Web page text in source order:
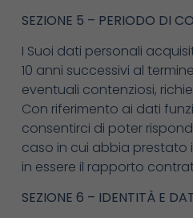
SEZIONE 5 – PERIODO DI
I Suoi dati personali
10 anni successivi al
eventuali contenziosi,
Con riferimento ai dati
consentirci di poter
caso in cui abbia prestato
in essere il rapporto
SEZIONE 6 – IDENTITÀ E